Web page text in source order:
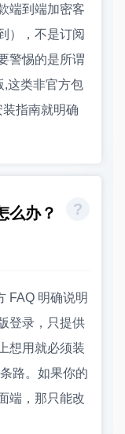
端到端加密客
），不是订阅
警惕的是所谓
,这类非官方包
指南就明确
么办？
FAQ 明确说明
登录，只提供
想用就必须装
路。如果你的
端，那只能改